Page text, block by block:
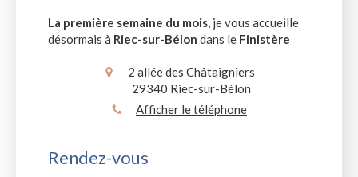
La première semaine du mois, je vous accueille
désormais à Riec-sur-Bélon dans le Finistère
2 allée des Châtaigniers
29340 Riec-sur-Bélon
Afficher le téléphone
Rendez-vous